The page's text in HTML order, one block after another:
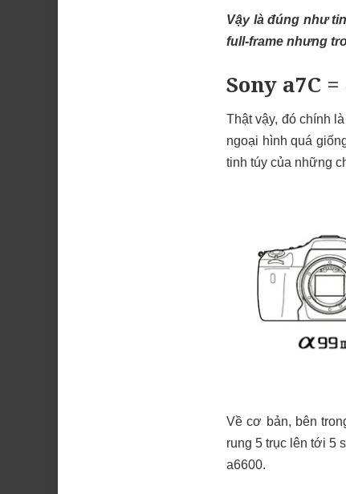
Vậy là đúng như
full-frame nhưng
Sony a7C
Thật vậy, đó chính
ngoại hình quá
tinh túy của những
Về cơ bản, bên
rung 5 trục lên tới 5
a6600.